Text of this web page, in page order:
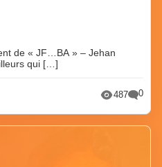
de « JF…BA » – Jehan
qui […]
487 0